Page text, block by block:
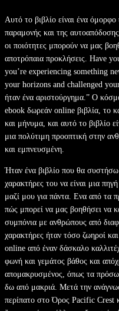
Αυτό το βιβλίο είναι ένα
παραμονής και της
οι ποιότητες μπορούν να μας
αποτρόπαια προκλήσεις. Have
you’re experiencing something
your horizons and challenged
ήταν ένα αριστούργημα.” Ο
ebook δωρεάν online βιβλία, το
και μήνυμα, και αυτό το βιβλίο
μια πολύτιμη προοπτική στην
και εμπνευσμένη.
Ήταν ένα βιβλίο που θα
χαρακτήρες του να είναι μια
μαζί μου για πάντα. Ενα από τα
πώς μπορεί να μας βοηθήσει να
συμπόνια με ανθρώπους από
χαρακτήρες ήταν τόσο ζωηροί
online από έναν δάσκαλο
φωνή και γεμάτος βάθος και
απομακρυσμένος, όπως τα
δω από μακριά. Μετά την
περίπατο στο Όρος Pacific Crest